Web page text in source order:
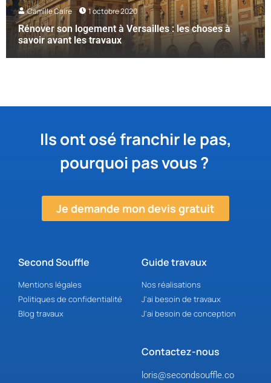
Camille Caire 1 octobre 2020
Rénover son logement à Versailles : les choses à
savoir avant les travaux
Ils ont osé franchir le pas,
pourquoi pas vous ?
Je demande mon devis gratuit
Guide travaux
Nos réalisations
J'ai besoin de travaux
J'ai besoin de conception
Second Souffle
Mentions légales
Politiques de confidentialité
Blog travaux
Contactez-nous
loris@secondsouffle.co